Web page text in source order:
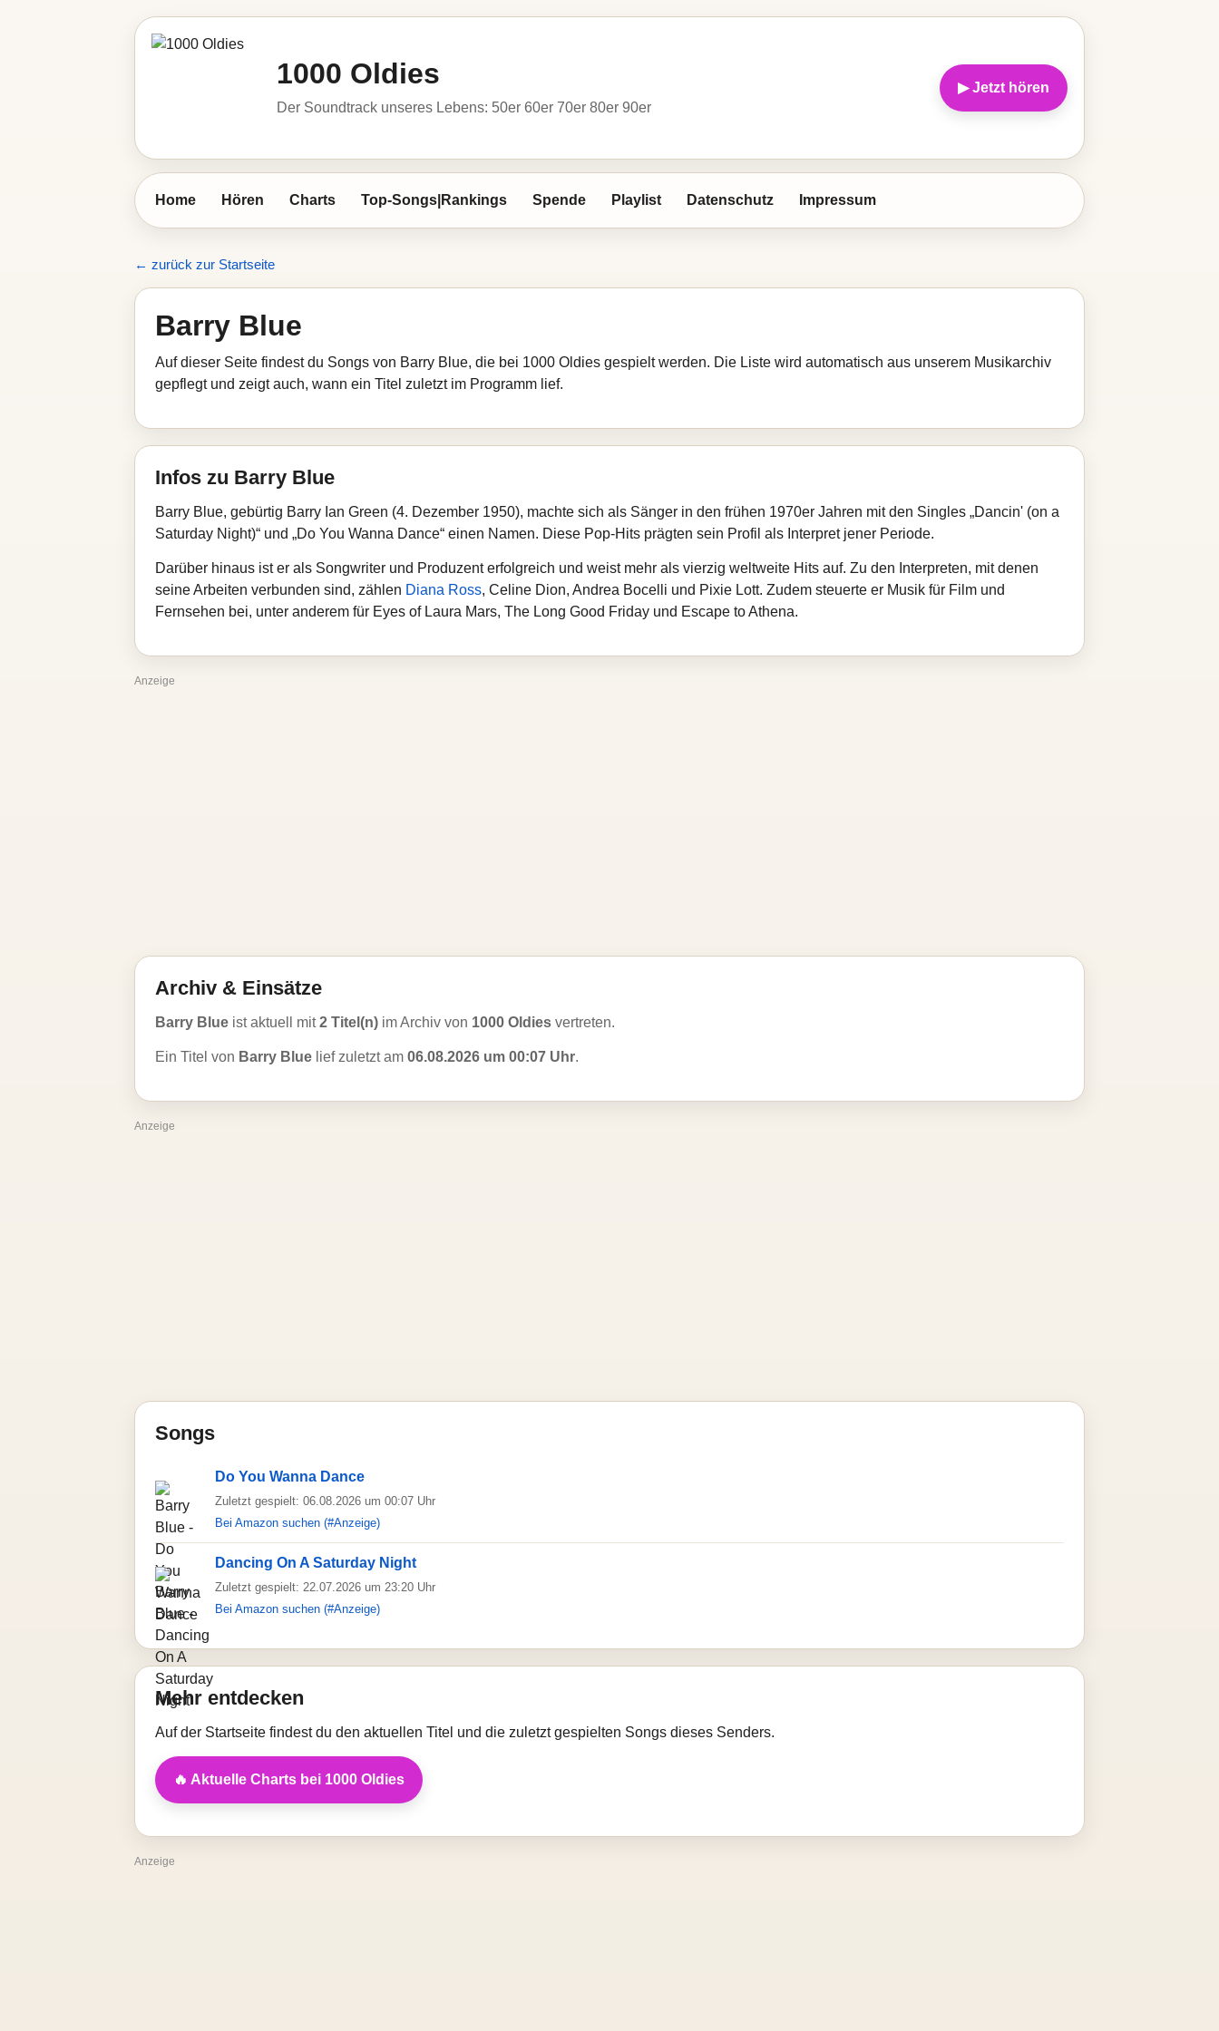
1000 Oldies
Der Soundtrack unseres Lebens: 50er 60er 70er 80er 90er
▶ Jetzt hören
Home Hören Charts Top-Songs|Rankings Spende Playlist Datenschutz Impressum
← zurück zur Startseite
Barry Blue
Auf dieser Seite findest du Songs von Barry Blue, die bei 1000 Oldies gespielt werden. Die Liste wird automatisch aus unserem Musikarchiv
gepflegt und zeigt auch, wann ein Titel zuletzt im Programm lief.
Infos zu Barry Blue
Barry Blue, gebürtig Barry Ian Green (4. Dezember 1950), machte sich als Sänger in den frühen 1970er Jahren mit den Singles „Dancin' (on a
Saturday Night)“ und „Do You Wanna Dance“ einen Namen. Diese Pop-Hits prägten sein Profil als Interpret jener Periode.
Darüber hinaus ist er als Songwriter und Produzent erfolgreich und weist mehr als vierzig weltweite Hits auf. Zu den Interpreten, mit denen
seine Arbeiten verbunden sind, zählen Diana Ross, Celine Dion, Andrea Bocelli und Pixie Lott. Zudem steuerte er Musik für Film und
Fernsehen bei, unter anderem für Eyes of Laura Mars, The Long Good Friday und Escape to Athena.
Anzeige
Archiv & Einsätze
Barry Blue ist aktuell mit2 Titel(n) im Archiv von 1000 Oldies vertreten.
Ein Titel von Barry Blue lief zuletzt am 06.08.2026 um 00:07 Uhr.
Anzeige
Songs
Do You Wanna Dance
Zuletzt gespielt: 06.08.2026 um 00:07 Uhr
Bei Amazon suchen (#Anzeige)
Dancing On A Saturday Night
Zuletzt gespielt: 22.07.2026 um 23:20 Uhr
Bei Amazon suchen (#Anzeige)
Mehr entdecken
Auf der Startseite findest du den aktuellen Titel und die zuletzt gespielten Songs dieses Senders.
🔥 Aktuelle Charts bei 1000 Oldies
Anzeige